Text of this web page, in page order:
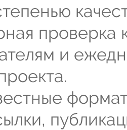
проверка
и